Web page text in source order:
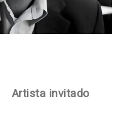
Artista invitado